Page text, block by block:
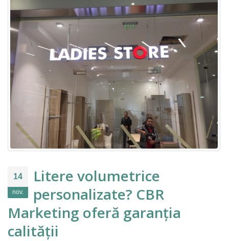
14
nov.
Litere volumetrice
personalizate? CBR
Marketing oferă garanția
calității